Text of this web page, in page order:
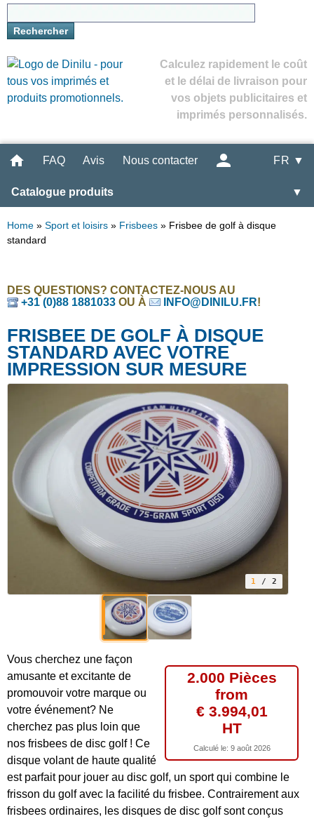
Calculez rapidement le coût
et le délai de livraison pour
vos objets publicitaires et
imprimés personnalisés.
FAQ Avis Nous contacter FR ▼
Catalogue produits ▼
Home » Sport et loisirs » Frisbees » Frisbee de golf à disque
standard
DES QUESTIONS? CONTACTEZ-NOUS AU
+31 (0)88 1881033 OU À INFO@DINILU.FR!
FRISBEE DE GOLF À DISQUE
STANDARD AVEC VOTRE
IMPRESSION SUR MESURE
1 / 2
2.000 Pièces
from
€ 3.994,01
HT
Calculé le: 9 août 2026
Vous cherchez une façon
amusante et excitante de
promouvoir votre marque ou
votre événement? Ne
cherchez pas plus loin que
nos frisbees de disc golf ! Ce
disque volant de haute qualité
est parfait pour jouer au disc golf, un sport qui combine le
frisson du golf avec la facilité du frisbee. Contrairement aux
frisbees ordinaires, les disques de disc golf sont conçus